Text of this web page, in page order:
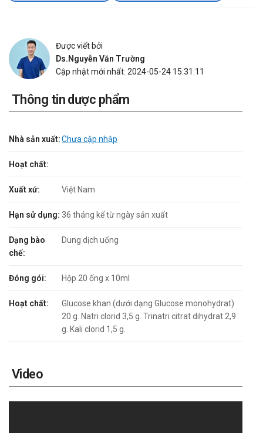
Được viết bởi
Ds.Nguyễn Văn Trường
Cập nhật mới nhất: 2024-05-24 15:31:11
Thông tin dược phẩm
Nhà sản xuất:Chưa cập nhập
Hoạt chất:
Xuất xứ: Việt Nam
Hạn sử dụng: 36 tháng kể từ ngày sản xuất
Dạng bào
chế:
Dung dịch uống
Đóng gói: Hộp 20 ống x 10ml
Hoạt chất:
Glucose khan (dưới dạng Glucose monohydrat)
20 g. Natri clorid 3,5 g. Trinatri citrat dihydrat 2,9
g. Kali clorid 1,5 g.
Video